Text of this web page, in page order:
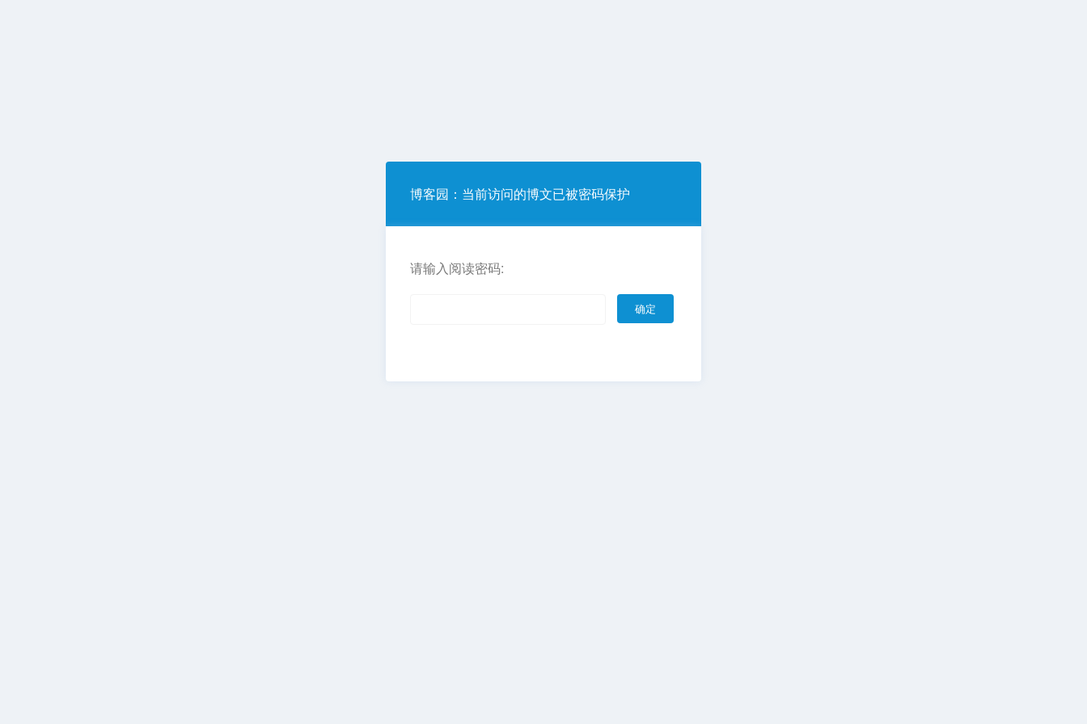
博客园 ：当前访问的博文已被密码保护
请输入阅读密码: